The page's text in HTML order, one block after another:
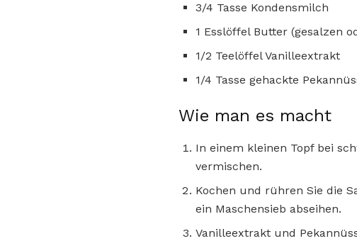
3/4 Tasse Kondensmilch
1 Esslöffel Butter (gesalzen
1/2 Teelöffel Vanilleextrakt
1/4 Tasse gehackte
Wie man es macht
In einem kleinen Topf bei
vermischen.
Kochen und rühren Sie die
ein Maschensieb abseihen.
Vanilleextrakt und